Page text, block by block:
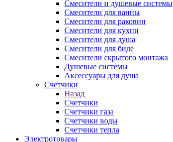
Смесители и душевые системы
Смесители для ванны
Смесители для раковин
Смесители для кухни
Смесители для душа
Смесители для биде
Смесители скрытого монтажа
Душевые системы
Аксессуары для душа
Счетчики
Назад
Счетчики
Счетчики газа
Счетчики воды
Счетчики тепла
Электротовары